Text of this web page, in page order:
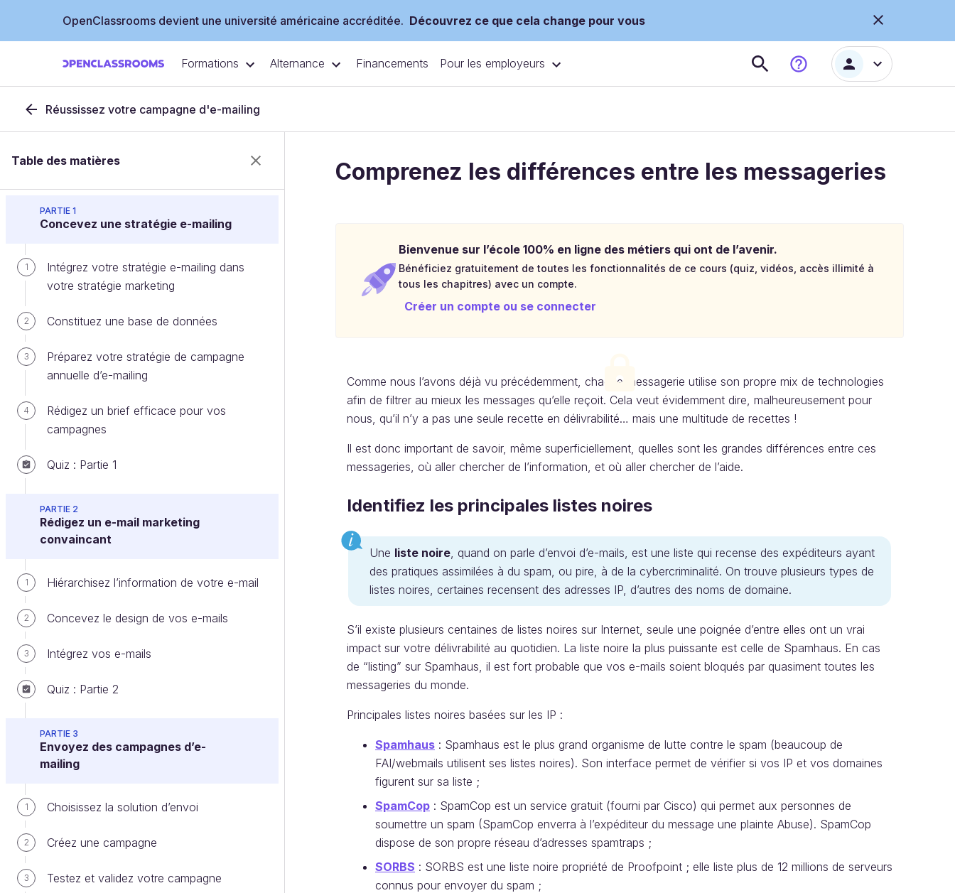
OpenClassrooms devient une université américaine accréditée. Découvrez ce que cela change pour vous
Formations Alternance Financements Pour les employeurs
Réussissez votre campagne d'e-mailing
Table des matières
PARTIE 1
Concevez une stratégie e-mailing
1
Intégrez votre stratégie e-mailing dans
votre stratégie marketing
2 Constituez une base de données
3
Préparez votre stratégie de campagne
annuelle d’e-mailing
4
Rédigez un brief efficace pour vos
campagnes
Quiz : Partie 1
PARTIE 2
Rédigez un e-mail marketing
convaincant
1 Hiérarchisez l’information de votre e-mail
2 Concevez le design de vos e-mails
3 Intégrez vos e-mails
Quiz : Partie 2
PARTIE 3
Envoyez des campagnes d’e-
mailing
1 Choisissez la solution d’envoi
2 Créez une campagne
3 Testez et validez votre campagne
Comprenez les différences entre les messageries
Bienvenue sur l’école 100% en ligne des métiers qui ont de l’avenir.
Bénéficiez gratuitement de toutes les fonctionnalités de ce cours (quiz, vidéos, accès illimité à
tous les chapitres) avec un compte.
Créer un compte ou se connecter
Comme nous l’avons déjà vu précédemment, chaque messagerie utilise son propre mix de technologies
afin de filtrer au mieux les messages qu’elle reçoit. Cela veut évidemment dire, malheureusement pour
nous, qu’il n’y a pas une seule recette en délivrabilité… mais une multitude de recettes !
Il est donc important de savoir, même superficiellement, quelles sont les grandes différences entre ces
messageries, où aller chercher de l’information, et où aller chercher de l’aide.
Identifiez les principales listes noires
Une liste noire, quand on parle d’envoi d’e-mails, est une liste qui recense des expéditeurs ayant
des pratiques assimilées à du spam, ou pire, à de la cybercriminalité. On trouve plusieurs types de
listes noires, certaines recensent des adresses IP, d’autres des noms de domaine.
S’il existe plusieurs centaines de listes noires sur Internet, seule une poignée d’entre elles ont un vrai
impact sur votre délivrabilité au quotidien. La liste noire la plus puissante est celle de Spamhaus. En cas
de “listing” sur Spamhaus, il est fort probable que vos e-mails soient bloqués par quasiment toutes les
messageries du monde.
Principales listes noires basées sur les IP :
Spamhaus : Spamhaus est le plus grand organisme de lutte contre le spam (beaucoup de
FAI/webmails utilisent ses listes noires). Son interface permet de vérifier si vos IP et vos domaines
figurent sur sa liste ;
SpamCop : SpamCop est un service gratuit (fourni par Cisco) qui permet aux personnes de
soumettre un spam (SpamCop enverra à l’expéditeur du message une plainte Abuse). SpamCop
dispose de son propre réseau d’adresses spamtraps ;
SORBS : SORBS est une liste noire propriété de Proofpoint ; elle liste plus de 12 millions de serveurs
connus pour envoyer du spam ;